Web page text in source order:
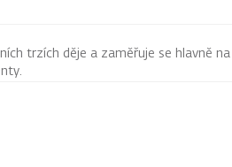
trzích děje a zaměřuje se hlavně